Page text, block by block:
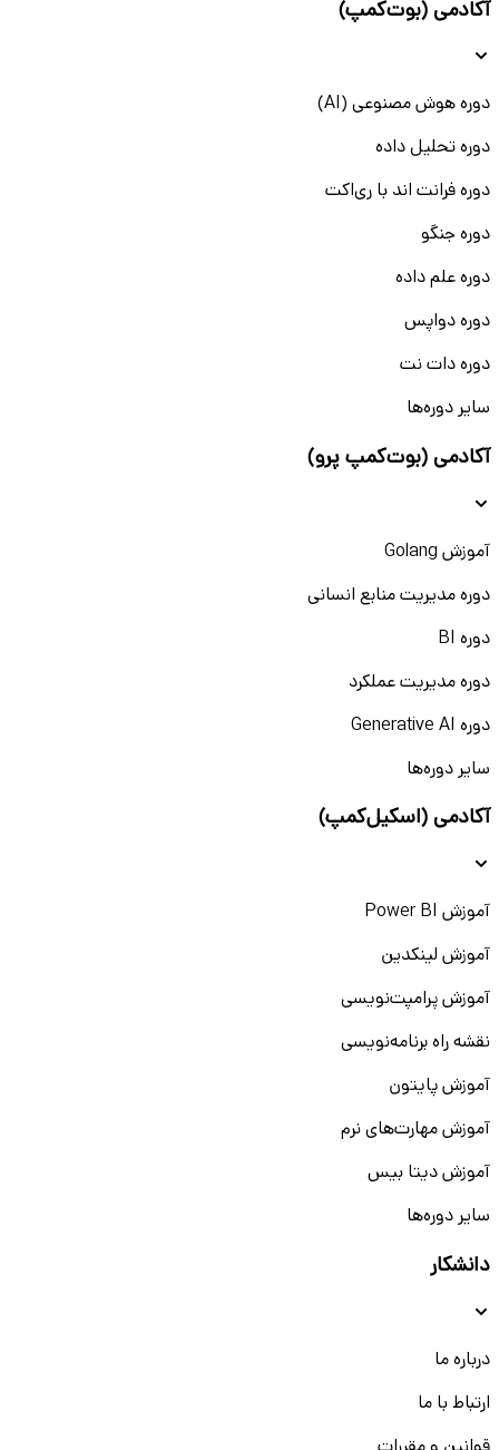
آکادمی (بوت‌کمپ)
دوره هوش مصنوعی (AI)
دوره تحلیل داده
دوره فرانت اند با ری‌اکت
دوره جنگو
دوره علم داده
دوره دواپس
دوره دات نت
سایر دوره‌ها
آکادمی (بوت‌کمپ پرو)
آموزش Golang
دوره مدیریت منابع انسانی
دوره BI
دوره مدیریت عملکرد
دوره Generative AI
سایر دوره‌ها
آکادمی (اسکیل‌کمپ)
آموزش Power BI
آموزش لینکدین
آموزش پرامپت‌نویسی
نقشه راه برنامه‌نویسی
آموزش پایتون
آموزش مهارت‌های نرم
آموزش دیتا بیس
سایر دوره‌ها
دانشکار
درباره ما
ارتباط با ما